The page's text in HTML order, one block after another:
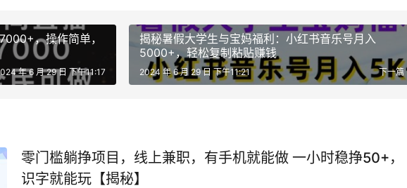
，操作简单，
年 6 月 29 日 下午11:17
揭秘暑假大学生与宝妈福利：小红书音乐号月入
5000+，轻松复制粘贴赚钱
下一篇
2024 年 6 月 29 日 下午11:21
零门槛躺挣项目，线上兼职，有手机就能做 一小时稳挣50+，
识字就能玩【揭秘】